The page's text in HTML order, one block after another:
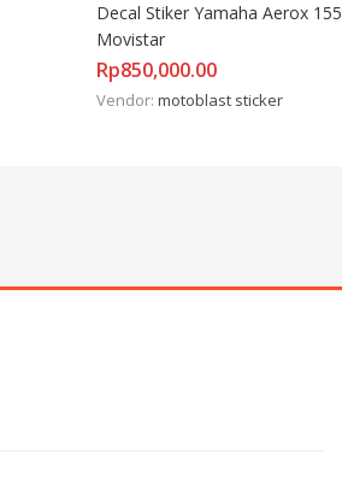
Decal Stiker Yamaha Aerox 155
Movistar
Rp850,000.00
Vendor: motoblast sticker